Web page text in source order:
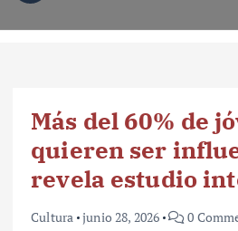
Más del 60% de
quieren ser
revela estudio
Cultura junio 28, 2026 0